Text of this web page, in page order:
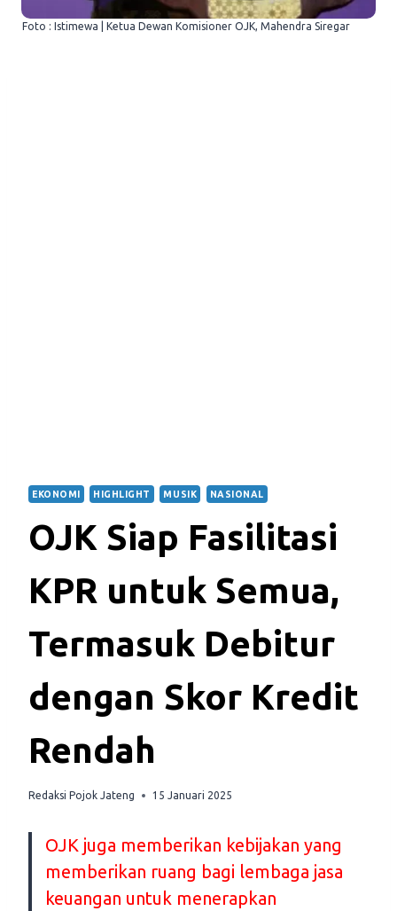
Foto : Istimewa | Ketua Dewan Komisioner OJK, Mahendra Siregar
EKONOMI HIGHLIGHT MUSIK NASIONAL
OJK Siap Fasilitasi
KPR untuk Semua,
Termasuk Debitur
dengan Skor Kredit
Rendah
Redaksi Pojok Jateng 15 Januari 2025
OJK juga memberikan kebijakan yang
memberikan ruang bagi lembaga jasa
keuangan untuk menerapkan